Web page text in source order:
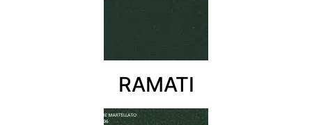
RAMATI